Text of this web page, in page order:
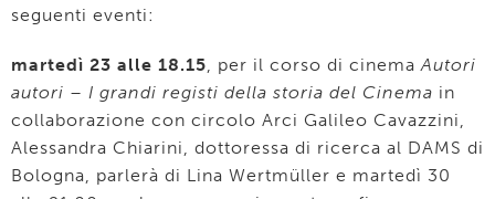
seguenti eventi:
martedì 23 alle 18.15, per il corso di cinemaAutori
autori – I grandi registi della storia del Cinema in
collaborazione con circolo Arci Galileo Cavazzini,
Alessandra Chiarini, dottoressa di ricerca al DAMS di
Bologna, parlerà di Lina Wertmüller e martedì 30